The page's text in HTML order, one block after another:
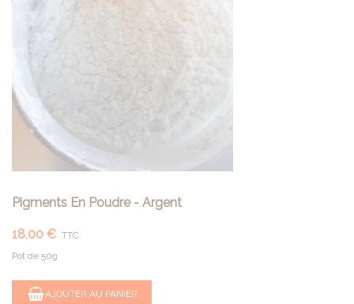
Pigments En Poudre - Argent
18,00 € TTC
Pot de 50g
AJOUTER AU PANIER